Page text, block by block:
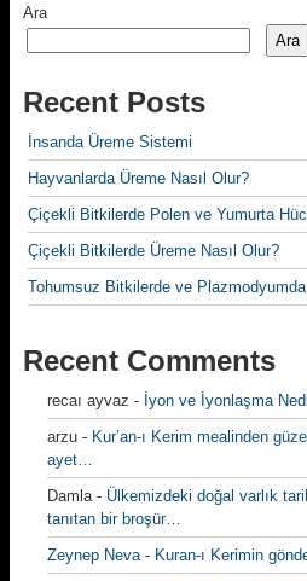
Ara
Ara
Recent Posts
İnsanda Üreme Sistemi
Hayvanlarda Üreme Nasıl Olur?
Çiçekli Bitkilerde Polen ve Yumurta
Çiçekli Bitkilerde Üreme Nasıl Olur?
Tohumsuz Bitkilerde ve
Recent Comments
recaı ayvaz - İyon ve İyonlaşma
arzu - Kur’an-ı Kerim mealinden
ayet…
Damla- Ülkemizdeki doğal varlık
tanıtan bir broşür…
Zeynep Neva- Kuran-ı Kerimin